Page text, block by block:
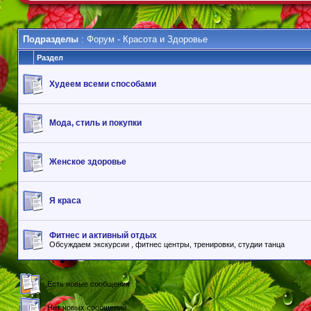
Подразделы : Форум - Красота и Здоровье
Раздел
Худеем всеми способами
Мода, стиль и покупки
Женское здоровье
Я краса
Фитнес и активный отдых
Обсуждаем экскурсии , фитнес центры, тренировки, студии танца
Есть новые сообщения
Нет новых сообщений